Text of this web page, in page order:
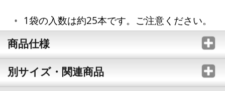
1袋の入数は約25本です。ご注意ください。
商品仕様
別サイズ・関連商品